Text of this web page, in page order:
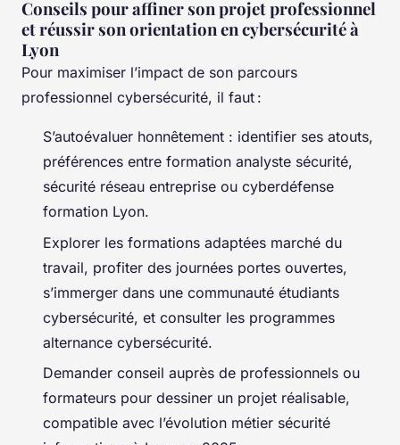
Conseils pour affiner son projet professionnel
et réussir son orientation en cybersécurité à
Lyon
Pour maximiser l’impact de son parcours
professionnel cybersécurité, il faut :
S’autoévaluer honnêtement : identifier ses atouts,
préférences entre formation analyste sécurité,
sécurité réseau entreprise ou cyberdéfense
formation Lyon.
Explorer les formations adaptées marché du
travail, profiter des journées portes ouvertes,
s’immerger dans une communauté étudiants
cybersécurité, et consulter les programmes
alternance cybersécurité.
Demander conseil auprès de professionnels ou
formateurs pour dessiner un projet réalisable,
compatible avec l’évolution métier sécurité